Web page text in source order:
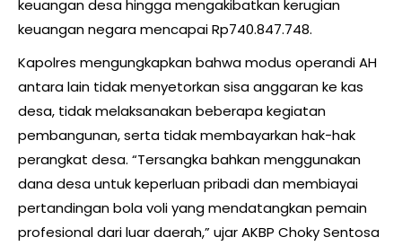
keuangan desa hingga mengakibatkan kerugian
keuangan negara mencapai Rp740.847.748.
Kapolres mengungkapkan bahwa modus operandi AH
antara lain tidak menyetorkan sisa anggaran ke kas
desa, tidak melaksanakan beberapa kegiatan
pembangunan, serta tidak membayarkan hak-hak
perangkat desa. “Tersangka bahkan menggunakan
dana desa untuk keperluan pribadi dan membiayai
pertandingan bola voli yang mendatangkan pemain
profesional dari luar daerah,” ujar AKBP Choky Sentosa